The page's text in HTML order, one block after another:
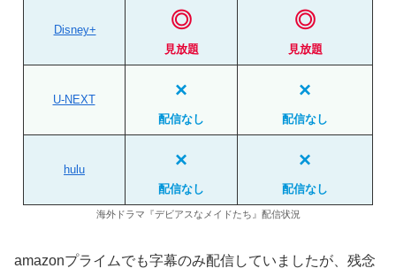
Disney+ ◎
見放題
◎
見放題
U-NEXT ×
配信なし
×
配信なし
hulu ×
配信なし
×
配信なし
海外ドラマ『デビアスなメイドたち』配信状況
amazonプライムでも字幕のみ配信していましたが、残念